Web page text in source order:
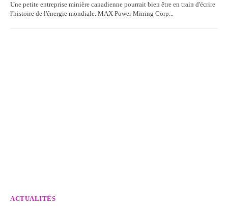
Une petite entreprise minière canadienne pourrait bien être en train d'écrire
l'histoire de l'énergie mondiale. MAX Power Mining Corp...
ACTUALITÉS